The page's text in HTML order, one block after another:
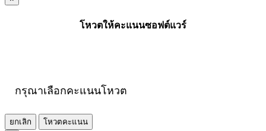
โหวตให้คะแนนซอฟต์แวร์
กรุณาเลือกคะแนนโหวต
ยกเลิก
โหวตคะแนน